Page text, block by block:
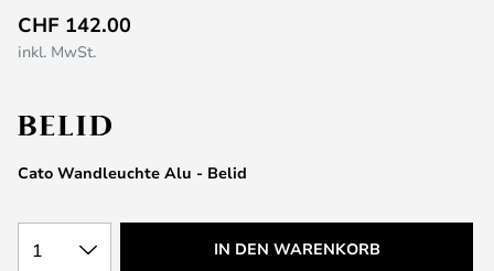
Anfang
der
springen
Cato Wandleuchte Alu - Belid
CHF 142.00
inkl. MwSt.
1 IN DEN WARENKORB